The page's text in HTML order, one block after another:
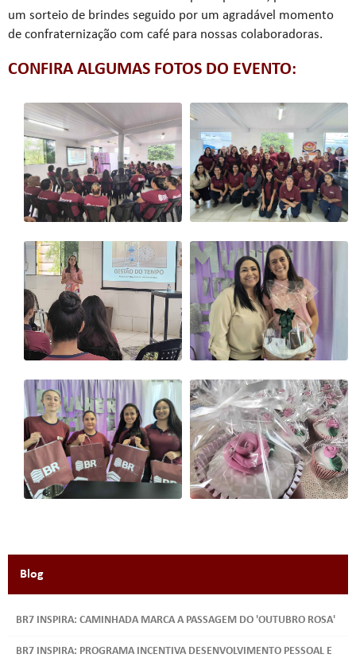
um sorteio de brindes seguido por um agradável momento
de confraternização com café para nossas colaboradoras.
CONFIRA ALGUMAS FOTOS DO EVENTO:
Blog
BR7 INSPIRA: CAMINHADA MARCA A PASSAGEM DO 'OUTUBRO ROSA'
BR7 INSPIRA: PROGRAMA INCENTIVA DESENVOLVIMENTO PESSOAL E